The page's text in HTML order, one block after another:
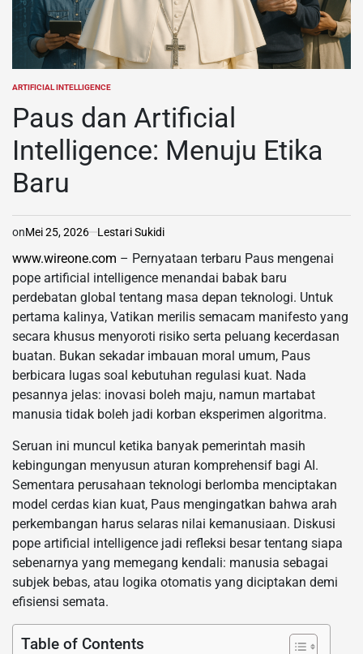
POSTED
ARTIFICIAL INTELLIGENCE
Paus dan Artificial
Intelligence: Menuju Etika
Baru
onMei 25, 2026 Lestari Sukidi
www.wireone.com – Pernyataan terbaru Paus mengenai
pope artificial intelligence menandai babak baru
perdebatan global tentang masa depan teknologi. Untuk
pertama kalinya, Vatikan merilis semacam manifesto yang
secara khusus menyoroti risiko serta peluang kecerdasan
buatan. Bukan sekadar imbauan moral umum, Paus
berbicara lugas soal kebutuhan regulasi kuat. Nada
pesannya jelas: inovasi boleh maju, namun martabat
manusia tidak boleh jadi korban eksperimen algoritma.
Seruan ini muncul ketika banyak pemerintah masih
kebingungan menyusun aturan komprehensif bagi AI.
Sementara perusahaan teknologi berlomba menciptakan
model cerdas kian kuat, Paus mengingatkan bahwa arah
perkembangan harus selaras nilai kemanusiaan. Diskusi
pope artificial intelligence jadi refleksi besar tentang siapa
sebenarnya yang memegang kendali: manusia sebagai
subjek bebas, atau logika otomatis yang diciptakan demi
efisiensi semata.
Table of Contents